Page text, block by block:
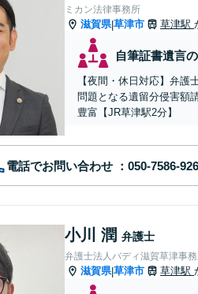
ミカン法律事務所
滋賀県|草津市 草津駅
自筆証書遺言
【夜間・休日対応】弁
問題となる遺留分侵害額
豊富【JR草津駅2分】
電話でお問い合わせ
小川 潤 弁護士
弁護士法人バディ滋賀草津事
滋賀県|草津市 草津駅